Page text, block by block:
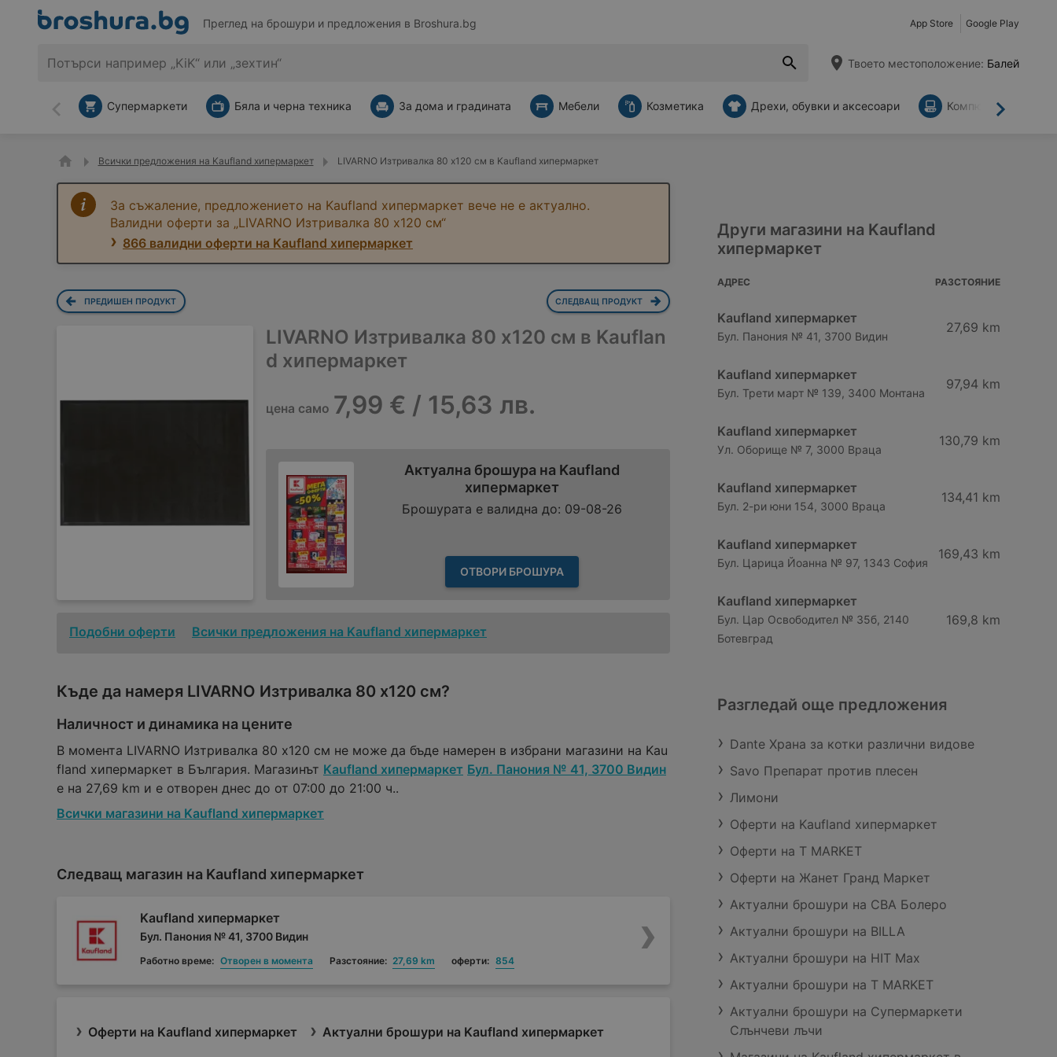
Преглед на брошури и предложения в Broshura.bg App Store Google Play
Твоето местоположение: Балей
Назад Напред
Супермаркети Бяла и черна техника За дома и градината Мебели Козметика Дрехи, обувки и аксесоари Компютри и
Всички предложения на Kaufland хипермаркет LIVARNO Изтривалка 80 х120 см в Kaufland хипермаркет
За съжаление, предложението на Kaufland хипермаркет вече не е актуално.
Валидни оферти за „LIVARNO Изтривалка 80 х120 см“
866 валидни оферти на Kaufland хипермаркет
ПРЕДИШЕН ПРОДУКТ СЛЕДВАЩ ПРОДУКТ
LIVARNO Изтривалка 80 х120 см в Kauflan
d хипермаркет
цена само 7,99 € / 15,63 лв.
Актуална брошура на Kaufland
хипермаркет
Брошурата е валидна до: 09-08-26
ОТВОРИ БРОШУРА
Подобни оферти Всички предложения на Kaufland хипермаркет
Къде да намеря LIVARNO Изтривалка 80 х120 см?
Наличност и динамика на цените
В момента LIVARNO Изтривалка 80 х120 см не може да бъде намерен в избрани магазини на Kau
fland хипермаркет в България. Магазинът Kaufland хипермаркет Бул. Панония № 41, 3700 Видин
е на 27,69 km и е отворен днес до от 07:00 до 21:00 ч..
Всички магазини на Kaufland хипермаркет
Следващ магазин на Kaufland хипермаркет
Kaufland хипермаркет
Бул. Панония № 41, 3700 Видин
Работно време: Отворен в момента Разстояние: 27,69 km оферти: 854
Оферти на Kaufland хипермаркет
Актуални брошури на Kaufland хипермаркет
Други магазини на Kaufland
хипермаркет
АДРЕС РАЗСТОЯНИЕ
Kaufland хипермаркет
Бул. Панония № 41, 3700 Видин
27,69 km
Kaufland хипермаркет
Бул. Трети март № 139, 3400 Монтана
97,94 km
Kaufland хипермаркет
Ул. Оборище № 7, 3000 Враца
130,79 km
Kaufland хипермаркет
Бул. 2-ри юни 154, 3000 Враца
134,41 km
Kaufland хипермаркет
Бул. Царица Йоанна № 97, 1343 София
169,43 km
Kaufland хипермаркет
Бул. Цар Освободител № 35б, 2140
Ботевград
169,8 km
Разгледай още предложения
Dante Храна за котки различни видове
Savo Препарат против плесен
Лимони
Оферти на Kaufland хипермаркет
Оферти на T MARKET
Оферти на Жанет Гранд Маркет
Актуални брошури на CBA Болеро
Актуални брошури на BILLA
Актуални брошури на HIT Max
Актуални брошури на T MARKET
Актуални брошури на Супермаркети
Слънчеви лъчи